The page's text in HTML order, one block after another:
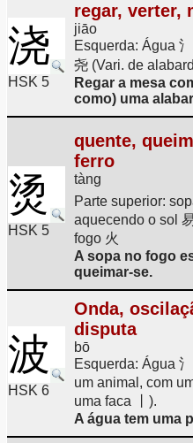
浇
HSK 5
regar, verter,
jiāo
Esquerda: Água
尧 (Vari. de
Regar a mesa
como) uma
烫
HSK 5
quente,
ferro
tàng
Parte superior:
aquecendo o sol
fogo 火
A sopa no fogo
queimar-se.
波
HSK 6
Onda,
disputa
bō
Esquerda: Água
um animal, com
uma faca 丨).
A água tem uma